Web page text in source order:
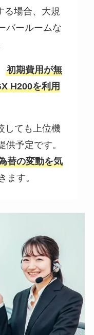
る場合、大規
バールームな
初期費用が無
H200を利用
しても上位機
予定です。
替の変動を気
ます。